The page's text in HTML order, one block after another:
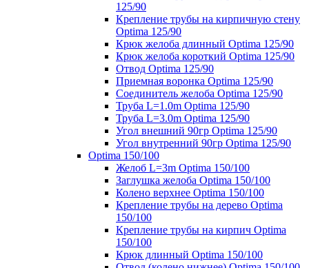
125/90
Крепление трубы на кирпичную стену
Optima 125/90
Крюк желоба длинный Optima 125/90
Крюк желоба короткий Optima 125/90
Отвод Optima 125/90
Приемная воронка Optima 125/90
Соединитель желоба Optima 125/90
Труба L=1.0m Optima 125/90
Труба L=3.0m Optima 125/90
Угол внешний 90гр Optima 125/90
Угол внутренний 90гр Optima 125/90
Optima 150/100
Желоб L=3m Optima 150/100
Заглушка желоба Optima 150/100
Колено верхнее Optima 150/100
Крепление трубы на дерево Optima
150/100
Крепление трубы на кирпич Optima
150/100
Крюк длинный Optima 150/100